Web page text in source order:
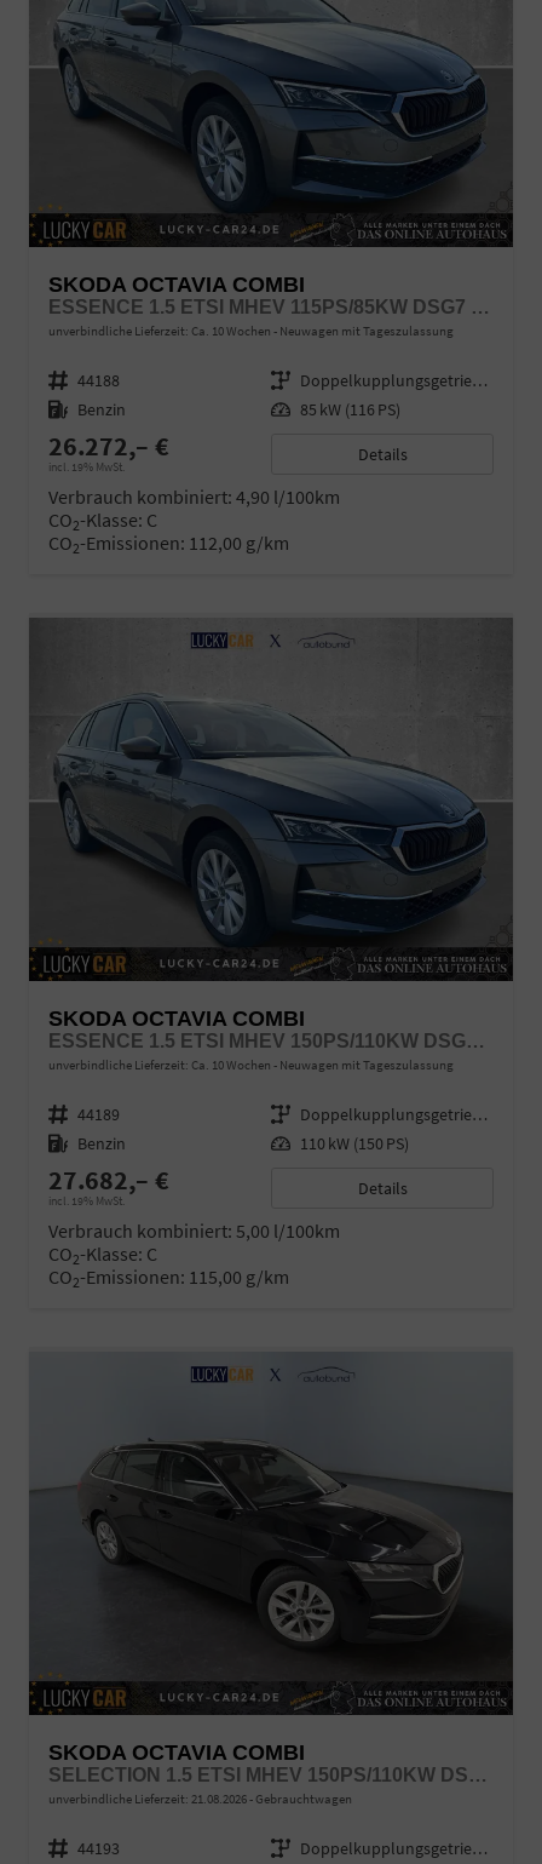
SKODA OCTAVIA COMBI
ESSENCE 1.5 ETSI MHEV 115PS/85KW DSG7 2026
unverbindliche Lieferzeit: Ca. 10 Wochen Neuwagen mit Tageszulassung
Fahrzeugnr. 44188 Getriebe
Doppelkupplungsgetriebe (DSG)
Kraftstoff Benzin Leistung 85 kW (116 PS)
26.272,– €
incl. 19% MwSt.
Details
Verbrauch kombiniert: 4,90 l/100km
CO2-Klasse: C
CO2-Emissionen: 112,00 g/km
SKODA OCTAVIA COMBI
ESSENCE 1.5 ETSI MHEV 150PS/110KW DSG7 2026
unverbindliche Lieferzeit: Ca. 10 Wochen Neuwagen mit Tageszulassung
Fahrzeugnr. 44189 Getriebe
Doppelkupplungsgetriebe (DSG)
Kraftstoff Benzin Leistung 110 kW (150 PS)
27.682,– €
incl. 19% MwSt.
Details
Verbrauch kombiniert: 5,00 l/100km
CO2-Klasse: C
CO2-Emissionen: 115,00 g/km
SKODA OCTAVIA COMBI
SELECTION 1.5 ETSI MHEV 150PS/110KW DSG7 2026 +AHK+3-ZONE+RFK+KESSY+EL.HECK+BHZ. LENKRAD
unverbindliche Lieferzeit: 21.08.2026 Gebrauchtwagen
Fahrzeugnr. 44193 Getriebe
Doppelkupplungsgetriebe (DSG)